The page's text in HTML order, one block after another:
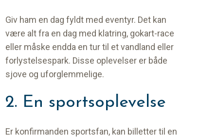
Giv ham en dag fyldt med eventyr. Det kan
være alt fra en dag med klatring, gokart-race
eller måske endda en tur til et vandland eller
forlystelsespark. Disse oplevelser er både
sjove og uforglemmelige.
2. En sportsoplevelse
Er konfirmanden sportsfan, kan billetter til en